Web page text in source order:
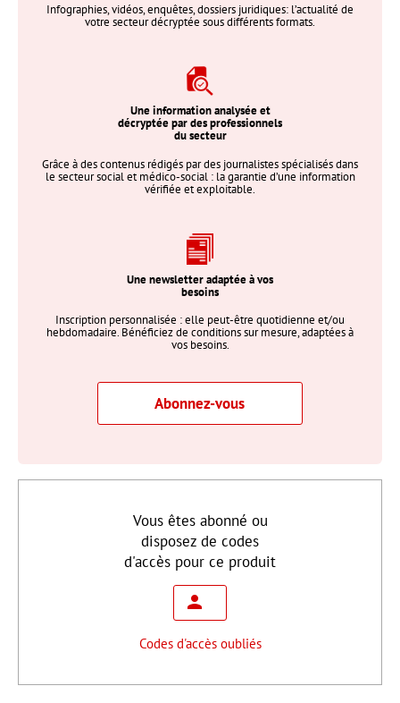
Infographies, vidéos, enquêtes, dossiers juridiques: l’actualité de
votre secteur décryptée sous différents formats.
Une information analysée et
décryptée par des professionnels
du secteur
Grâce à des contenus rédigés par des journalistes spécialisés dans
le secteur social et médico-social : la garantie d’une information
vérifiée et exploitable.
Une newsletter adaptée à vos
besoins
Inscription personnalisée : elle peut-être quotidienne et/ou
hebdomadaire. Bénéficiez de conditions sur mesure, adaptées à
vos besoins.
Abonnez-vous
Vous êtes abonné ou
disposez de codes
d'accès pour ce produit
Codes d'accès oubliés